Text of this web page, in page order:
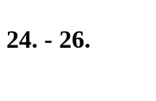
- 26.